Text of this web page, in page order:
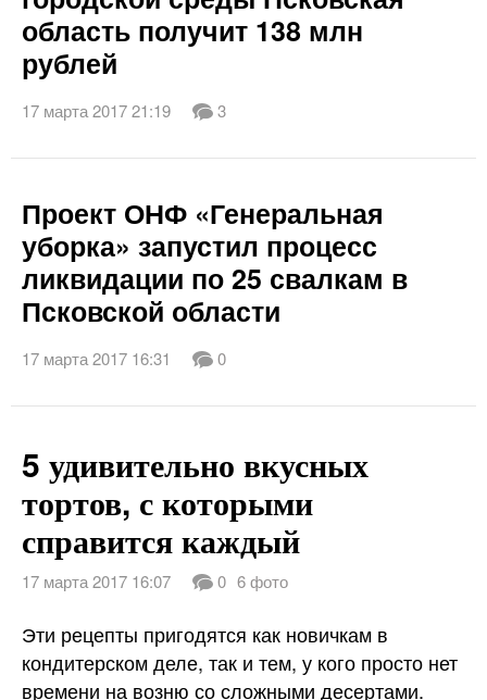
область получит 138 млн
рублей
17 марта 2017 21:19 3
Проект ОНФ «Генеральная
уборка» запустил процесс
ликвидации по 25 свалкам в
Псковской области
17 марта 2017 16:31 0
5 удивительно вкусных
тортов, с которыми
справится каждый
17 марта 2017 16:07 0 6 фото
Эти рецепты пригодятся как новичкам в
кондитерском деле, так и тем, у кого просто нет
времени на возню со сложными десертами.